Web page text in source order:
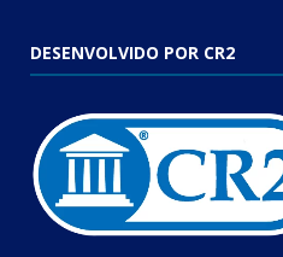
DESENVOLVIDO POR CR2